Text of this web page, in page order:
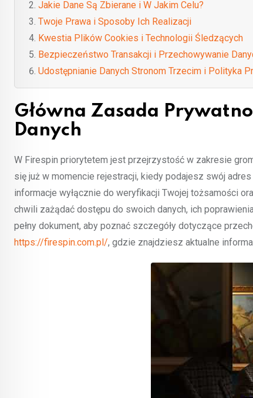
Jakie Dane Są Zbierane i W Jakim Celu?
Twoje Prawa i Sposoby Ich Realizacji
Kwestia Plików Cookies i Technologii Śledzących
Bezpieczeństwo Transakcji i Przechowywanie
Udostępnianie Danych Stronom Trzecim i Polityka
Główna Zasada
Danych
W Firespin priorytetem jest przejrzystość w zakresie
się już w momencie rejestracji, kiedy podajesz swój
informacje wyłącznie do weryfikacji Twojej tożsamości
chwili zażądać dostępu do swoich danych, ich
pełny dokument, aby poznać szczegóły dotyczące
https://firespin.com.pl/, gdzie znajdziesz aktualne